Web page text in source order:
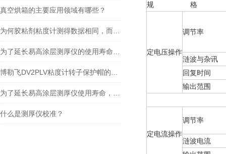
真空烘箱的主要应用领域有哪些？
什么是测厚仪校准？
规 格
定电压操作
调节率
涟波与杂讯
回复时间
输出范围
定电流操作
调节率
涟波电流